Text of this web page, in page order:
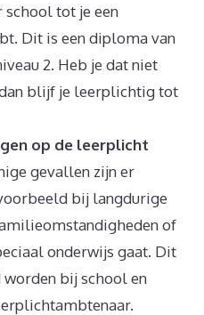
school tot je een
Dit is een diploma van
2. Heb je dat niet
blijf je leerplichtig tot
op de leerplicht
gevallen zijn er
bij langdurige
of
onderwijs gaat. Dit
bij school en